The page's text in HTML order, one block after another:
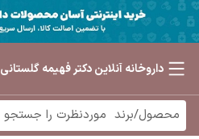
داروخانه آنلاین دکتر فهیمه گلستانی